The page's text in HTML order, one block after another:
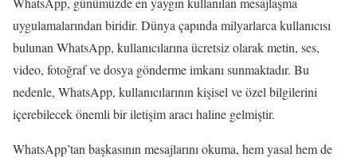
uygulamalarından biridir. Dünya çapında milyarlarca kullanıcısı
bulunan WhatsApp, kullanıcılarına ücretsiz olarak metin, ses,
video, fotoğraf ve dosya gönderme imkanı sunmaktadır. Bu
nedenle, WhatsApp, kullanıcılarının kişisel ve özel bilgilerini
içerebilecek önemli bir iletişim aracı haline gelmiştir.
WhatsApp’tan başkasının mesajlarını okuma, hem yasal hem de